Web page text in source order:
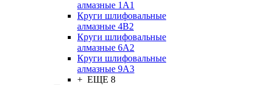
алмазные 1А1
Круги шлифовальные
алмазные 4В2
Круги шлифовальные
алмазные 6A2
Круги шлифовальные
алмазные 9А3
+ ЕЩЕ 8